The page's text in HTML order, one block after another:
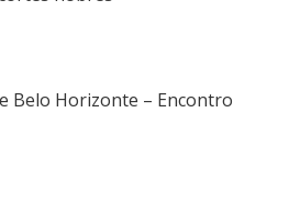
Belo Horizonte – Encontro